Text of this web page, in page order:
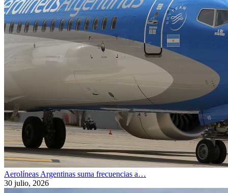
Aerolíneas Argentinas suma frecuencias a…
30 julio, 2026